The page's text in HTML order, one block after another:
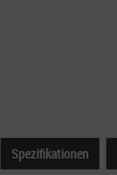
Spezifikationen